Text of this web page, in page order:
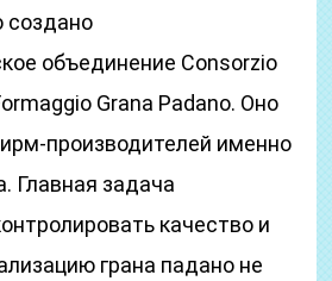
создано
объединение Consorzio
Grana Padano. Оно
производителей именно
Главная задача
качество и
грана падано не